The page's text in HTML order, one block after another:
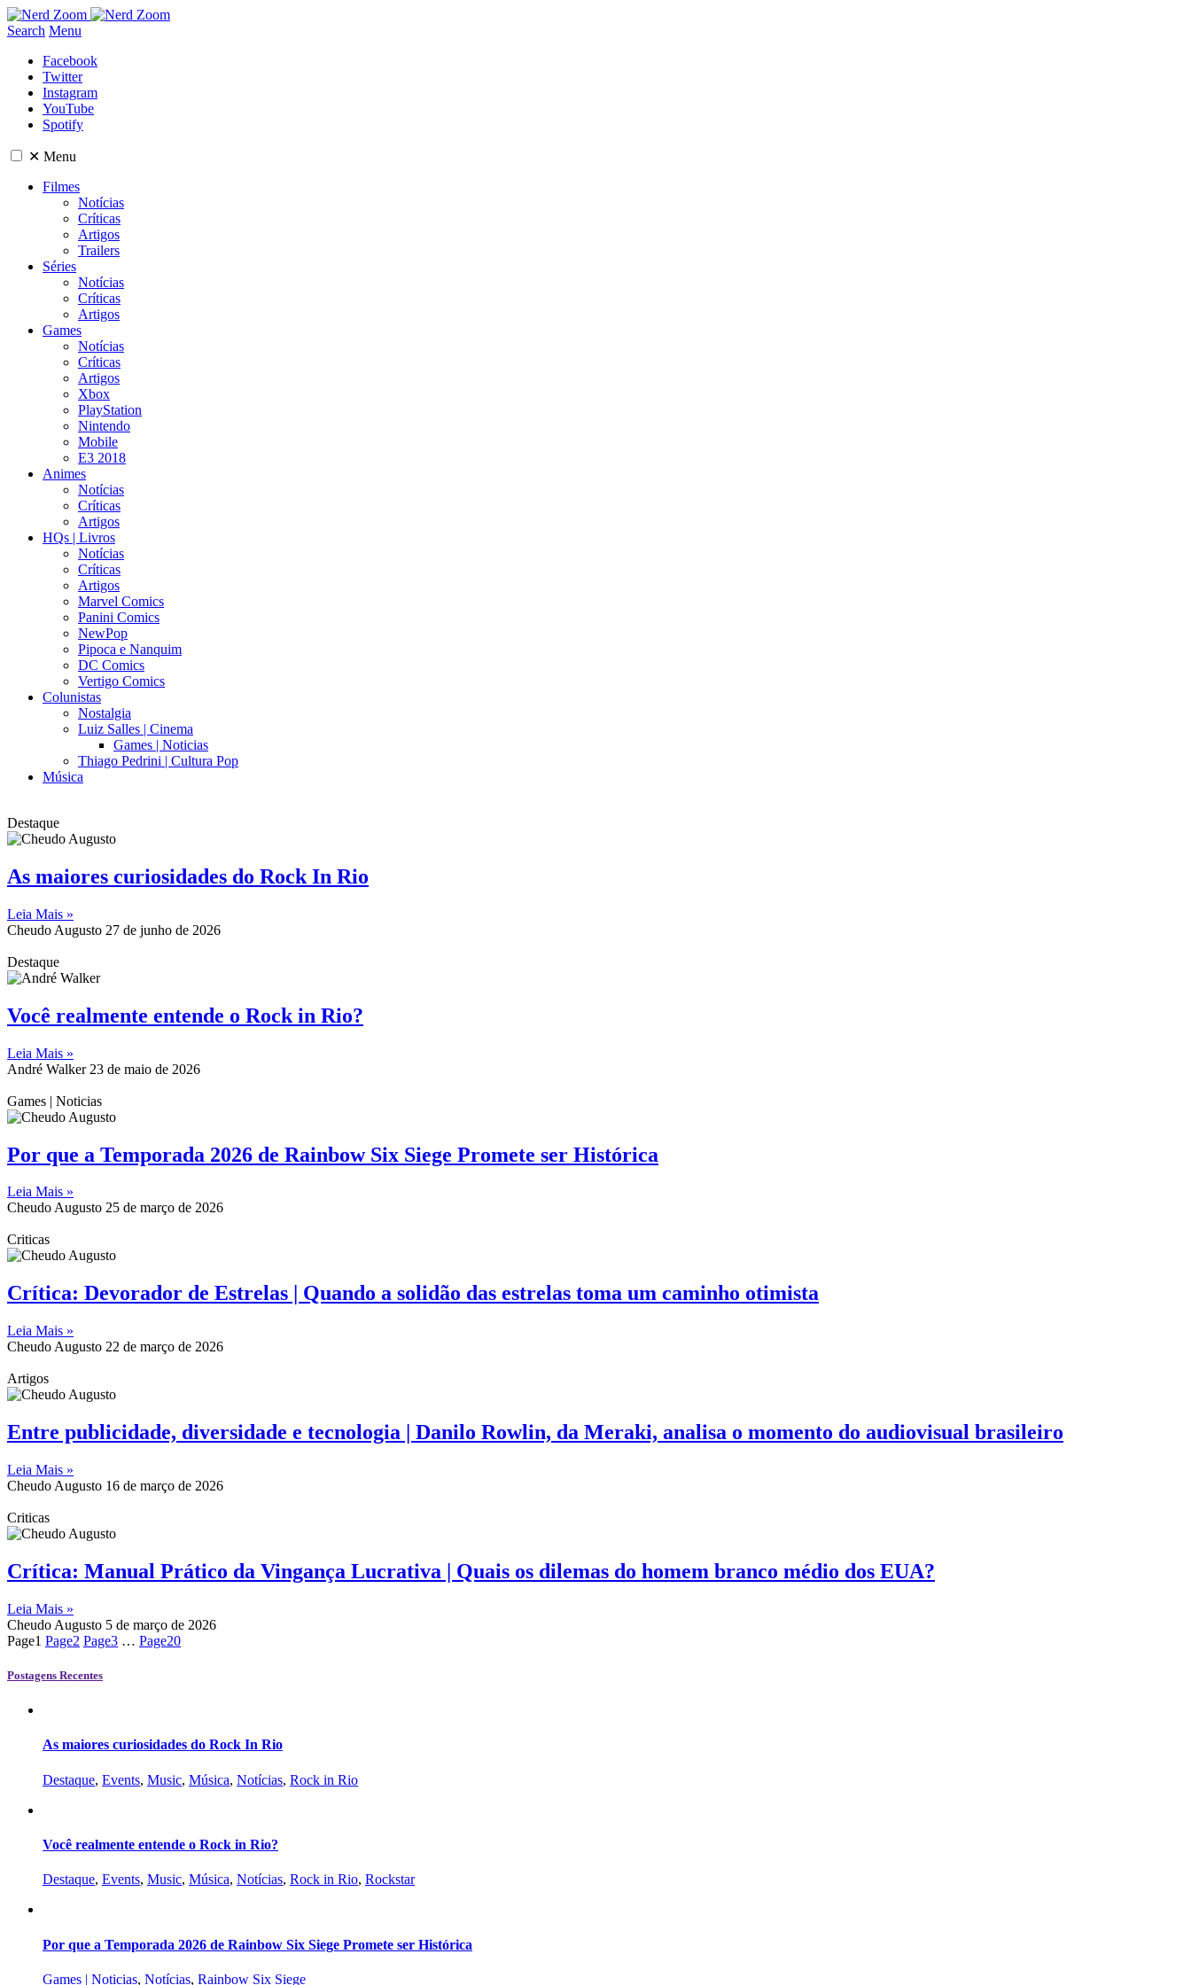
Search Menu
Facebook
Twitter
Instagram
YouTube
Spotify
✕ Menu
Filmes
Notícias
Críticas
Artigos
Trailers
Séries
Notícias
Críticas
Artigos
Games
Notícias
Críticas
Artigos
Xbox
PlayStation
Nintendo
Mobile
E3 2018
Animes
Notícias
Críticas
Artigos
HQs | Livros
Notícias
Críticas
Artigos
Marvel Comics
Panini Comics
NewPop
Pipoca e Nanquim
DC Comics
Vertigo Comics
Colunistas
Nostalgia
Luiz Salles | Cinema
Games | Noticias
Thiago Pedrini | Cultura Pop
Música
Destaque
As maiores curiosidades do Rock In Rio
Leia Mais »
Cheudo Augusto 27 de junho de 2026
Destaque
Você realmente entende o Rock in Rio?
Leia Mais »
André Walker 23 de maio de 2026
Games | Noticias
Por que a Temporada 2026 de Rainbow Six Siege Promete ser Histórica
Leia Mais »
Cheudo Augusto 25 de março de 2026
Criticas
Crítica: Devorador de Estrelas | Quando a solidão das estrelas toma um caminho otimista
Leia Mais »
Cheudo Augusto 22 de março de 2026
Artigos
Entre publicidade, diversidade e tecnologia | Danilo Rowlin, da Meraki, analisa o momento do audiovisual brasileiro
Leia Mais »
Cheudo Augusto 16 de março de 2026
Criticas
Crítica: Manual Prático da Vingança Lucrativa | Quais os dilemas do homem branco médio dos EUA?
Leia Mais »
Cheudo Augusto 5 de março de 2026
Page1 Page2 Page3 … Page20
Postagens Recentes
As maiores curiosidades do Rock In Rio
Destaque, Events, Music, Música, Notícias, Rock in Rio
Você realmente entende o Rock in Rio?
Destaque, Events, Music, Música, Notícias, Rock in Rio, Rockstar
Por que a Temporada 2026 de Rainbow Six Siege Promete ser Histórica
Games | Noticias, Notícias, Rainbow Six Siege